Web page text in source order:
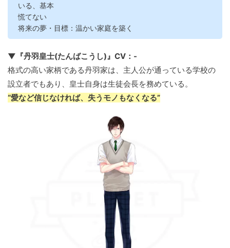
いる、基本
慌てない
将来の夢・目標：温かい家庭を築く
▼『丹羽皇士(たんばこうし)』CV：-
格式の高い家柄である丹羽家は、主人公が通っている学校の
設立者でもあり、皇士自身は生徒会長を務めている。
“愛など信じなければ、失うモノもなくなる”